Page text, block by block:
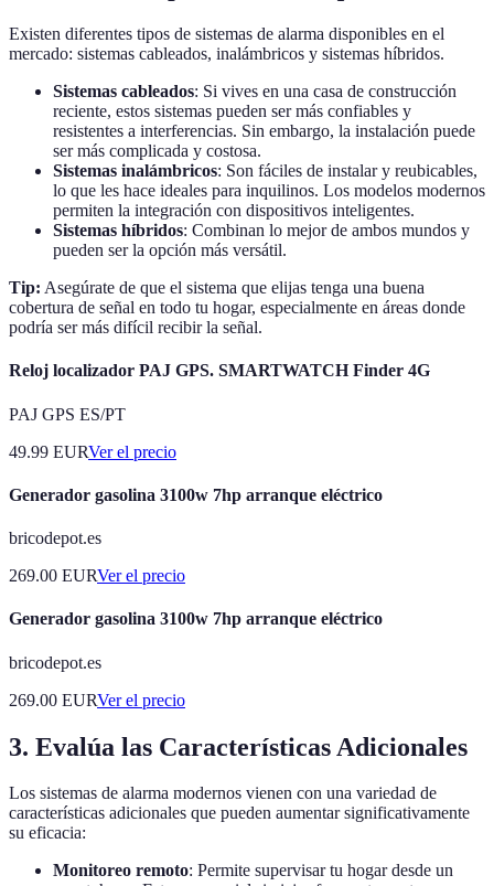
Existen diferentes tipos de sistemas de alarma disponibles en el
mercado: sistemas cableados, inalámbricos y sistemas híbridos.
Sistemas cableados: Si vives en una casa de construcción
reciente, estos sistemas pueden ser más confiables y
resistentes a interferencias. Sin embargo, la instalación puede
ser más complicada y costosa.
Sistemas inalámbricos: Son fáciles de instalar y reubicables,
lo que les hace ideales para inquilinos. Los modelos modernos
permiten la integración con dispositivos inteligentes.
Sistemas híbridos: Combinan lo mejor de ambos mundos y
pueden ser la opción más versátil.
Tip: Asegúrate de que el sistema que elijas tenga una buena
cobertura de señal en todo tu hogar, especialmente en áreas donde
podría ser más difícil recibir la señal.
Reloj localizador PAJ GPS. SMARTWATCH Finder 4G
PAJ GPS ES/PT
49.99 EURVer el precio
Generador gasolina 3100w 7hp arranque eléctrico
bricodepot.es
269.00 EURVer el precio
Generador gasolina 3100w 7hp arranque eléctrico
bricodepot.es
269.00 EURVer el precio
3. Evalúa las Características Adicionales
Los sistemas de alarma modernos vienen con una variedad de
características adicionales que pueden aumentar significativamente
su eficacia:
Monitoreo remoto: Permite supervisar tu hogar desde un